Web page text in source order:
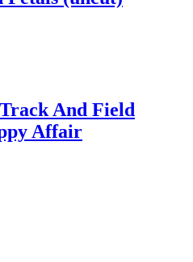
And Field
Affair